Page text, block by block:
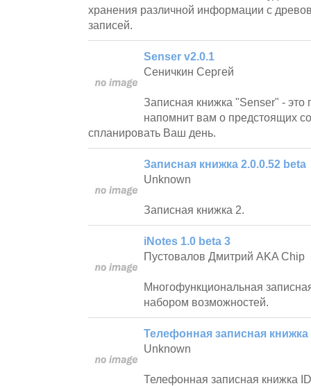
хранения различной информации с
записей.
Senser v2.0.1
Сеничкин Сергей
Записная книжка "Senser" - это
напомнит вам о предстоящих
спланировать Ваш день.
Записная книжка 2.0.0.52 beta
Unknown
Записная книжка 2.
iNotes 1.0 beta 3
Пустовалов Дмитрий AKA Chip
Многофункциональная
набором возможностей.
Телефонная записная книжка
Unknown
Телефонная записная книжка